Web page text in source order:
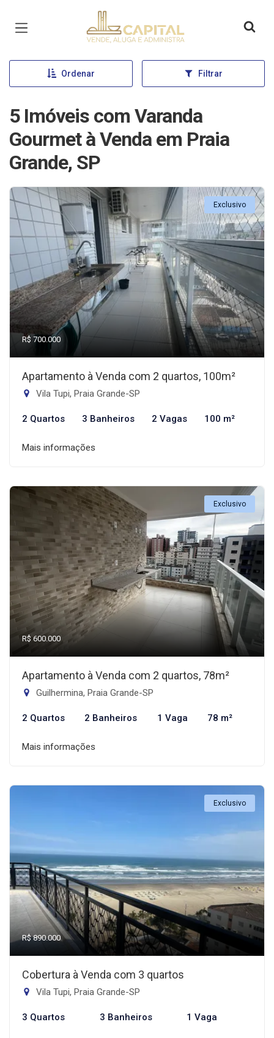
Página inicial
Ordenar Filtrar
5 Imóveis com Varanda
Gourmet à Venda em Praia
Grande, SP
Exclusivo
R$ 700.000
Apartamento à Venda com 2 quartos, 100m²
Vila Tupi, Praia Grande-SP
2 Quartos 3 Banheiros 2 Vagas 100 m²
Mais informações
Exclusivo
R$ 600.000
Apartamento à Venda com 2 quartos, 78m²
Guilhermina, Praia Grande-SP
2 Quartos 2 Banheiros 1 Vaga 78 m²
Mais informações
Exclusivo
R$ 890.000
Cobertura à Venda com 3 quartos
Vila Tupi, Praia Grande-SP
3 Quartos 3 Banheiros 1 Vaga